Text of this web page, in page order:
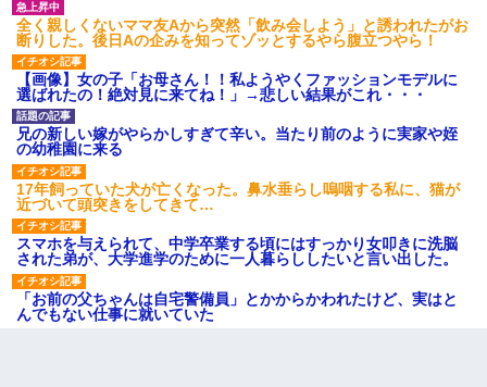
全く親しくないママ友Aから突然「飲み会しよう」と誘われたがお
断りした。後日Aの企みを知ってゾッとするやら腹立つやら！
【画像】女の子「お母さん！！私ようやくファッションモデルに
選ばれたの！絶対見に来てね！」→悲しい結果がこれ・・・
兄の新しい嫁がやらかしすぎて辛い。当たり前のように実家や姪
の幼稚園に来る
17年飼っていた犬が亡くなった。鼻水垂らし嗚咽する私に、猫が
近づいて頭突きをしてきて…
スマホを与えられて、中学卒業する頃にはすっかり女叩きに洗脳
された弟が、大学進学のために一人暮らししたいと言い出した。
「お前の父ちゃんは自宅警備員」とかからかわれたけど、実はと
んでもない仕事に就いていた